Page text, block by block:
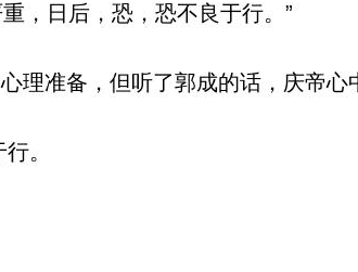
，日后，恐，恐不良于行。”
理准备，但听了郭成的话，庆帝心
。